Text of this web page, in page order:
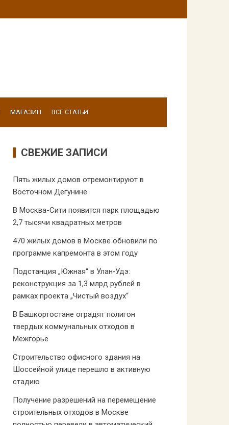
МАГАЗИН ВСЕ СТАТЬИ
СВЕЖИЕ ЗАПИСИ
Пять жилых домов отремонтируют в
Восточном Дегунине
В Москва-Сити появится парк площадью
2,7 тысячи квадратных метров
470 жилых домов в Москве обновили по
программе капремонта в этом году
Подстанция „Южная“ в Улан‑Удэ:
реконструкция за 1,3 млрд рублей в
рамках проекта „Чистый воздух“
В Башкортостане оградят полигон
твердых коммунальных отходов в
Межгорье
Строительство офисного здания на
Шоссейной улице перешло в активную
стадию
Получение разрешений на перемещение
строительных отходов в Москве